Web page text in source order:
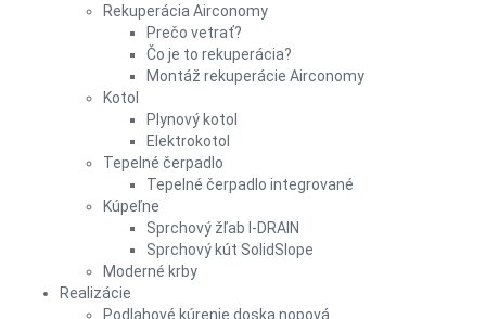
Rekuperácia Airconomy
Prečo vetrať?
Čo je to rekuperácia?
Montáž rekuperácie Airconomy
Kotol
Plynový kotol
Elektrokotol
Tepelné čerpadlo
Tepelné čerpadlo integrované
Kúpeľne
Sprchový žľab I-DRAIN
Sprchový kút SolidSlope
Moderné krby
Realizácie
Podlahové kúrenie doska nopová